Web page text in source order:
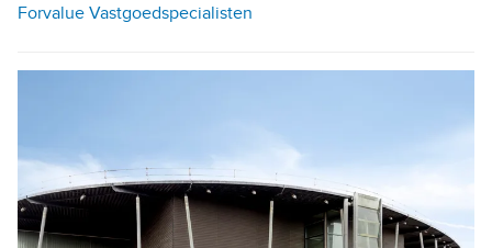
Forvalue Vastgoedspecialisten